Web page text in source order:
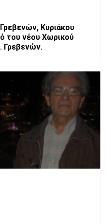
Κυριάκου
του νέου Χωρικού
Γρεβενών.